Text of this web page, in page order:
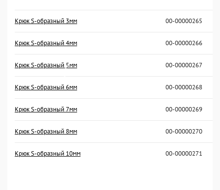
Крюк S-образный 3мм 00-00000265
Крюк S-образный 4мм 00-00000266
Крюк S-образный 5мм 00-00000267
Крюк S-образный 6мм 00-00000268
Крюк S-образный 7мм 00-00000269
Крюк S-образный 8мм 00-00000270
Крюк S-образный 10мм 00-00000271